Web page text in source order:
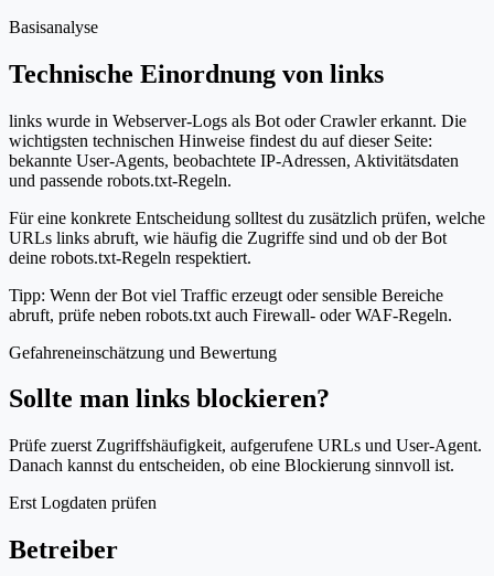
Basisanalyse
Technische Einordnung von links
links wurde in Webserver-Logs als Bot oder Crawler erkannt. Die
wichtigsten technischen Hinweise findest du auf dieser Seite:
bekannte User-Agents, beobachtete IP-Adressen, Aktivitätsdaten
und passende robots.txt-Regeln.
Für eine konkrete Entscheidung solltest du zusätzlich prüfen, welche
URLs links abruft, wie häufig die Zugriffe sind und ob der Bot
deine robots.txt-Regeln respektiert.
Tipp: Wenn der Bot viel Traffic erzeugt oder sensible Bereiche
abruft, prüfe neben robots.txt auch Firewall- oder WAF-Regeln.
Gefahreneinschätzung und Bewertung
Sollte man links blockieren?
Prüfe zuerst Zugriffshäufigkeit, aufgerufene URLs und User-Agent.
Danach kannst du entscheiden, ob eine Blockierung sinnvoll ist.
Erst Logdaten prüfen
Betreiber